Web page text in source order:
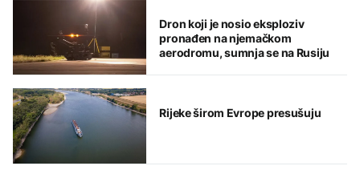
Dron koji je nosio eksploziv
pronađen na njemačkom
aerodromu, sumnja se na Rusiju
Rijeke širom Evrope presušuju